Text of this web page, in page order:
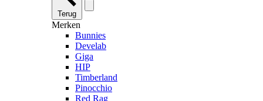
Terug
Merken
Bunnies
Develab
Giga
HIP
Timberland
Pinocchio
Red Rag